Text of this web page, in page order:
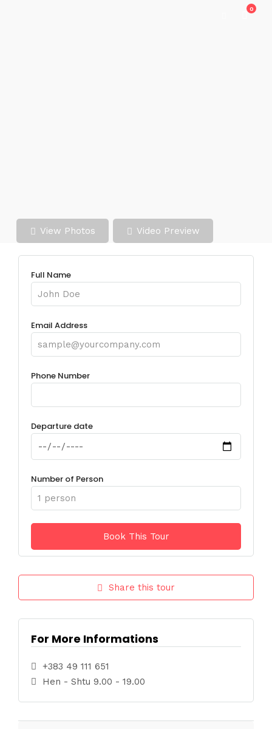
0
View Photos Video Preview
Full Name
Email Address
Phone Number
Departure date
Number of Person
Share this tour
For More Informations
+383 49 111 651
Hen - Shtu 9.00 - 19.00